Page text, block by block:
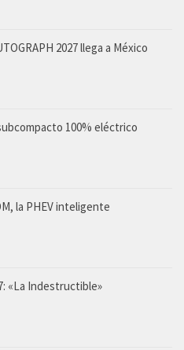
2027 llega a México
100% eléctrico
la PHEV inteligente
«La Indestructible»